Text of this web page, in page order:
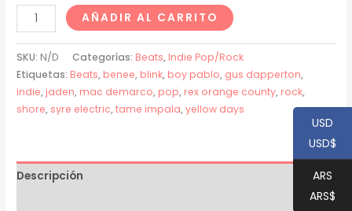
Jaden
Smith
Type
Beat
-
"SHORE"
AÑADIR AL CARRITO
SKU: N/D Categorías: Beats, Indie Pop/Rock
Etiquetas: Beats, benee, blink, boy pablo, gus dapperton,
indie, jaden, mac demarco, pop, rex orange county, rock,
shore, syre electric,tame impala,yellow days
Descripción
USD
USD$
ARS
ARS$